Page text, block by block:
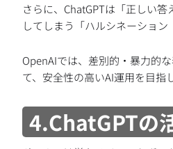
さらに、ChatGPTは「正しい
してしまう「ハルシネーション
OpenAIでは、差別的・暴力的
て、安全性の高いAI運用を目指
4.ChatGPTの